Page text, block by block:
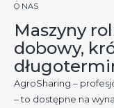
O NAS
Maszyny
dobowy,
AgroSharing –
– to dostępne na